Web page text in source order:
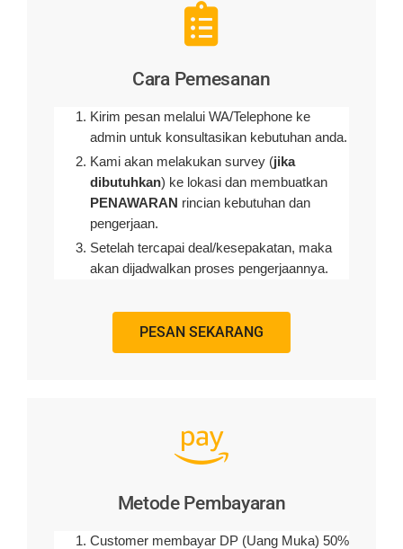
Cara Pemesanan
Kirim pesan melalui WA/Telephone ke
admin untuk konsultasikan kebutuhan anda.
Kami akan melakukan survey (jika
dibutuhkan) ke lokasi dan membuatkan
PENAWARAN rincian kebutuhan dan
pengerjaan.
Setelah tercapai deal/kesepakatan, maka
akan dijadwalkan proses pengerjaannya.
PESAN SEKARANG
Metode Pembayaran
Customer membayar DP (Uang Muka) 50%